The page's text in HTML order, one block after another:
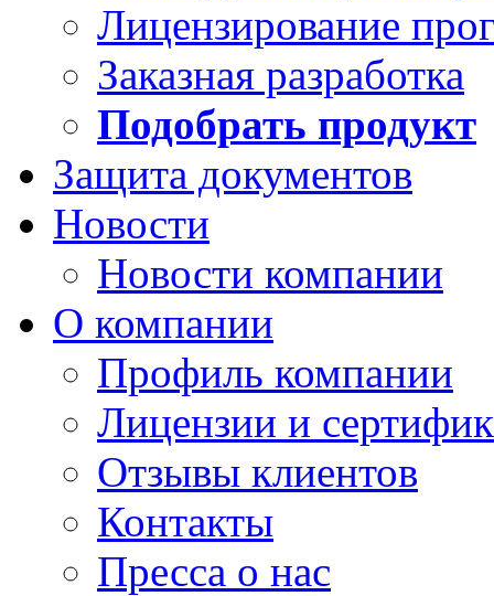
Лицензирование
Заказная разработка
Подобрать продукт
Защита документов
Новости
Новости компании
О компании
Профиль компании
Лицензии и
Отзывы клиентов
Контакты
Пресса о нас